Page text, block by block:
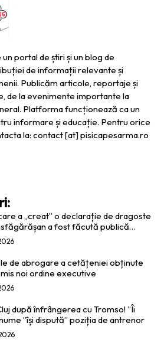
portal de știri și un blog de
de informații relevante și
Publicăm articole, reportaje și
de la evenimente importante la
Platforma funcționează ca un
informare și educație. Pentru orice
la: contact [at] pisicapesarma.ro
a „creat” o declarație de dragoste
a fost făcută publică…
de abrogare a cetățeniei obținute
noi ordine executive
după înfrângerea cu Tromso! ”Îi
”își dispută” poziția de antrenor